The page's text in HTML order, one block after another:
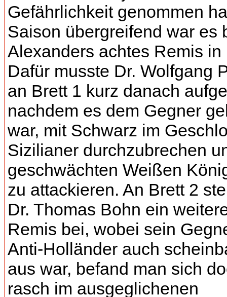
Gefährlichkeit genommen
Saison übergreifend war es
Alexanders achtes Remis in
Dafür musste Dr. Wolfgang
an Brett 1 kurz danach
nachdem es dem Gegner
war, mit Schwarz im
Sizilianer durchzubrechen
geschwächten Weißen
zu attackieren. An Brett 2
Dr. Thomas Bohn ein
Remis bei, wobei sein
Anti-Holländer auch
aus war, befand man sich
rasch im ausgeglichenen